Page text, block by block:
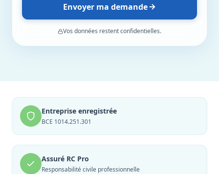
Envoyer ma demande
Vos données restent confidentielles.
Entreprise enregistrée
BCE 1014.251.301
Assuré RC Pro
Responsabilité civile professionnelle